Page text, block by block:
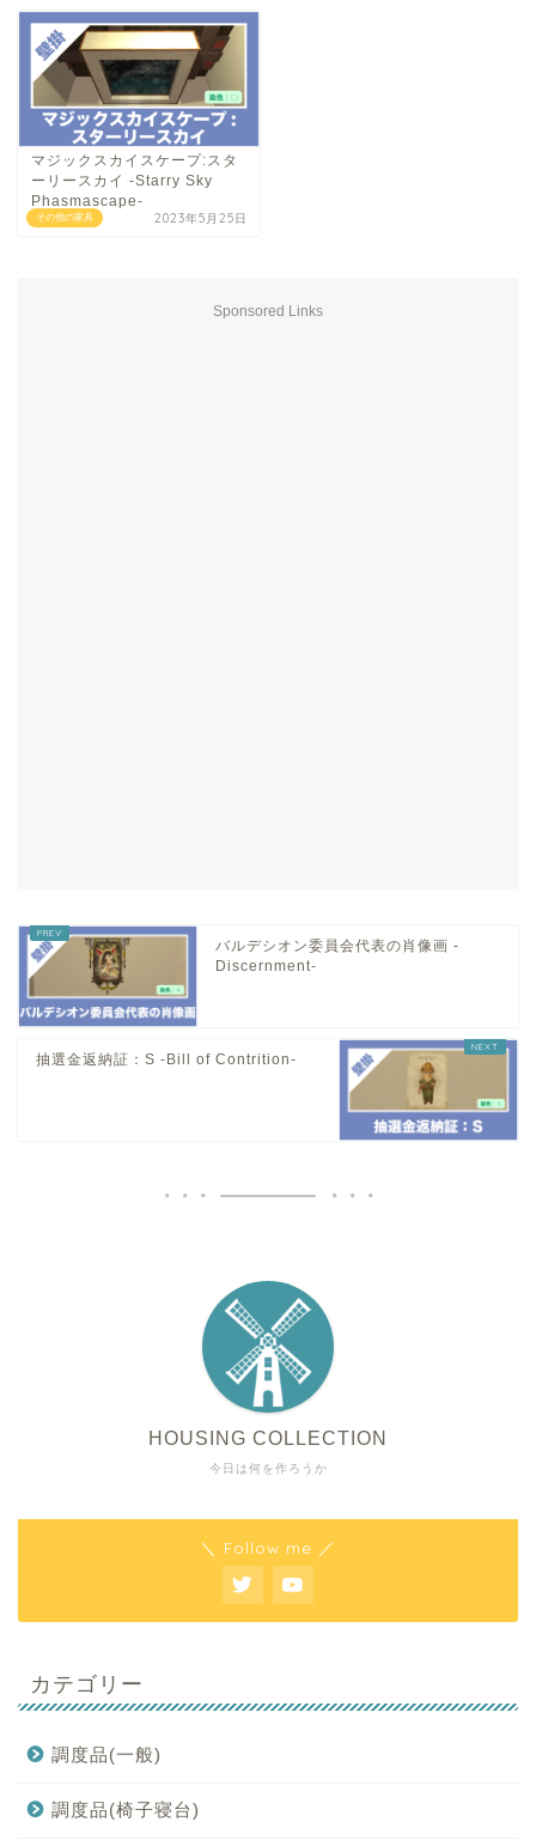
その他の家具
マジックスカイスケープ:スタ
ーリースカイ -Starry Sky
Phasmascape-
2023年5月25日
Sponsored Links
バルデシオン委員会代表の肖像画 -
Discernment-
抽選金返納証：S -Bill of Contrition-
今日は何を作ろうか
HOUSING COLLECTION
＼ Follow me ／
カテゴリー
調度品(一般)
調度品(椅子寝台)